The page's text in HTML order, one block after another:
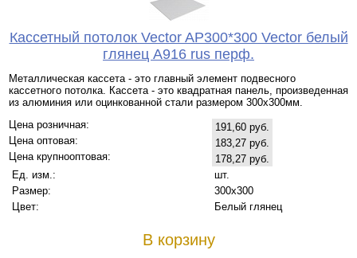
Кассетный потолок Vector AP300*300 Vector белый
глянец А916 rus перф.
Металлическая кассета - это главный элемент подвесного
кассетного потолка. Кассета - это квадратная панель, произведенная
из алюминия или оцинкованной стали размером 300х300мм.
Цена розничная:
191,60 руб.
Цена оптовая:
183,27 руб.
Цена крупнооптовая:
178,27 руб.
Ед. изм.:
шт.
Размер:
300x300
Цвет:
Белый глянец
В корзину